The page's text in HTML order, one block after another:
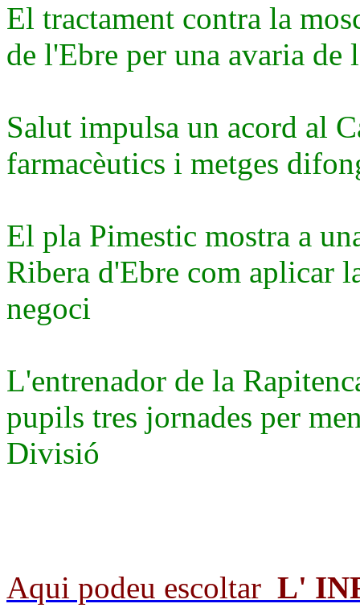
El tractament contra la
de l'Ebre per una avaria de
Salut impulsa un acord al
farmacèutics i metges
El pla Pimestic mostra a
Ribera d'Ebre com aplicar
negoci
L'entrenador de la
pupils tres jornades per
Divisió
Aqui podeu escoltar L'